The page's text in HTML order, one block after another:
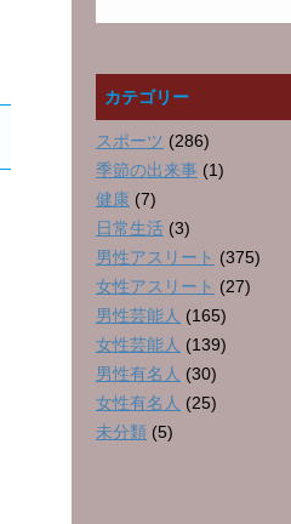
カテゴリー
スポーツ (286)
季節の出来事 (1)
健康 (7)
日常生活 (3)
男性アスリート (375)
女性アスリート (27)
男性芸能人 (165)
女性芸能人 (139)
男性有名人 (30)
女性有名人 (25)
未分類 (5)